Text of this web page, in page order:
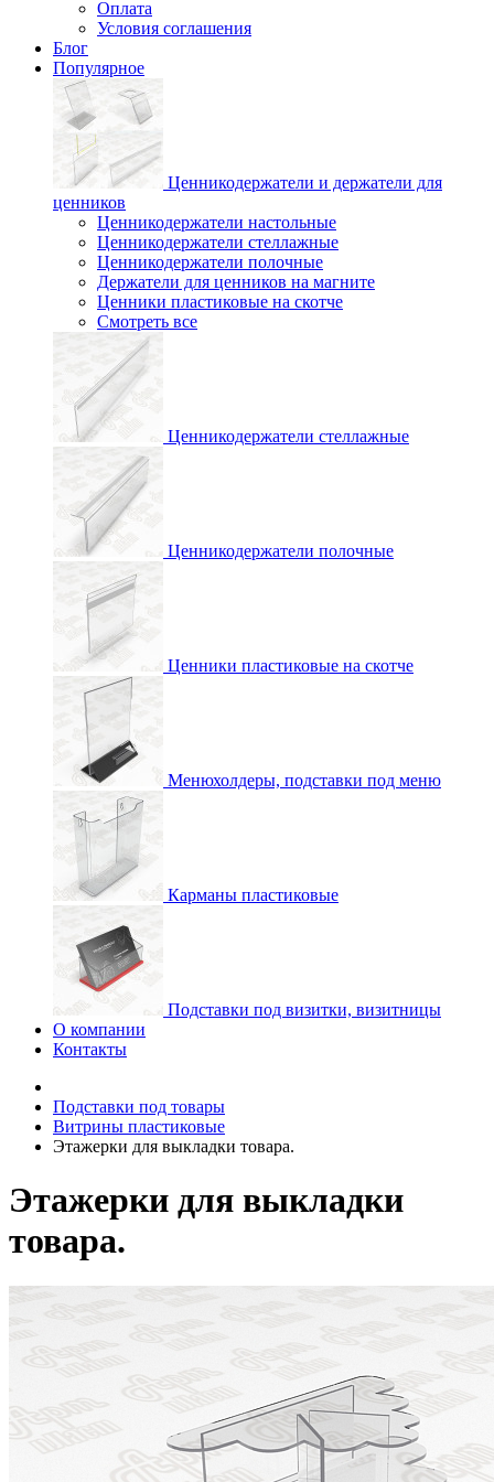
Оплата
Условия соглашения
Блог
Популярное
Ценникодержатели и держатели для
ценников
Ценникодержатели настольные
Ценникодержатели стеллажные
Ценникодержатели полочные
Держатели для ценников на магните
Ценники пластиковые на скотче
Смотреть все
Ценникодержатели стеллажные
Ценникодержатели полочные
Ценники пластиковые на скотче
Менюхолдеры, подставки под меню
Карманы пластиковые
Подставки под визитки, визитницы
О компании
Контакты
Подставки под товары
Витрины пластиковые
Этажерки для выкладки товара.
Этажерки для выкладки
товара.